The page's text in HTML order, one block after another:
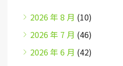
2026 年 8 月 (10)
2026 年 7 月 (46)
2026 年 6 月 (42)